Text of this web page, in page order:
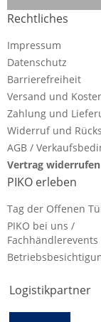
Rechtliches
Impressum
Datenschutz
Barrierefreiheit
Versand und
Zahlung und
Widerruf und
AGB /
Vertrag widerrufen
PIKO erleben
Tag der Offenen
PIKO bei uns /
Fachhändlerevents
Logistikpartner